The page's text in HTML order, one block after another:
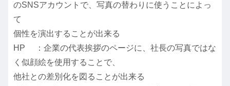
のSNSアカウントで、写真の替わりに使うことによっ
て
個性を演出することが出来る
HP ：企業の代表挨拶のページに、社長の写真ではな
く似顔絵を使用することで、
他社との差別化を図ることが出来る